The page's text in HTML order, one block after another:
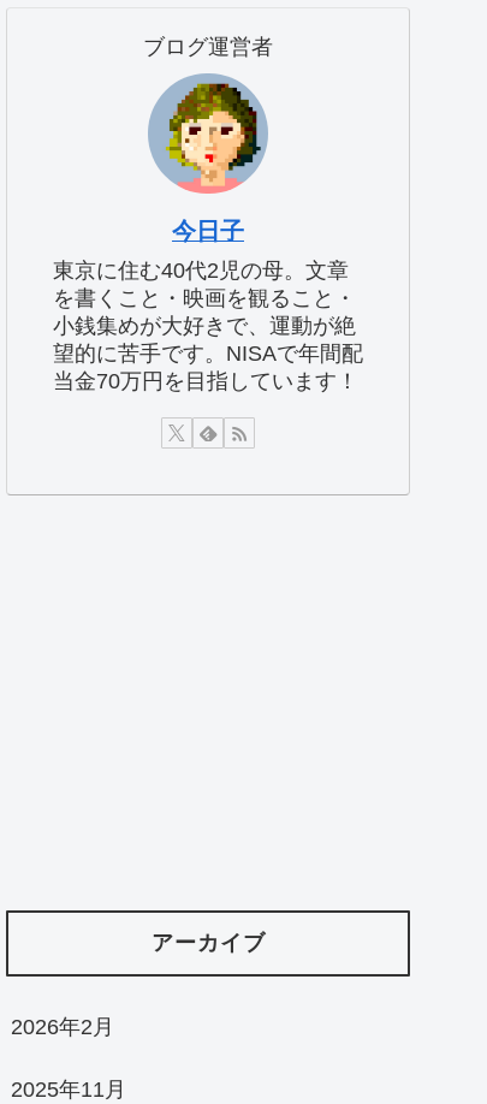
ブログ運営者
今日子
東京に住む40代2児の母。文章
を書くこと・映画を観ること・
小銭集めが大好きで、運動が絶
望的に苦手です。NISAで年間配
当金70万円を目指しています！
アーカイブ
2026年2月
2025年11月